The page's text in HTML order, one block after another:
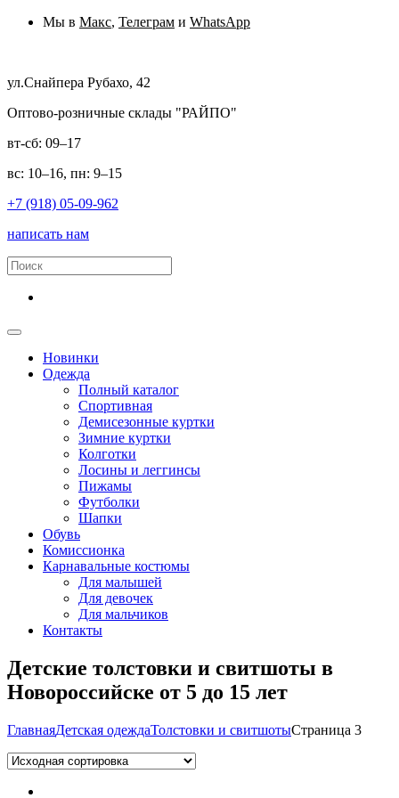
Мы в Макс, Телеграм и WhatsApp
ул.Снайпера Рубахо, 42
Оптово-розничные склады "РАЙПО"
вт-сб: 09–17
вс: 10–16, пн: 9–15
+7 (918) 05-09-962
написать нам
Новинки
Одежда
Полный каталог
Спортивная
Демисезонные куртки
Зимние куртки
Колготки
Лосины и леггинсы
Пижамы
Футболки
Шапки
Обувь
Комиссионка
Карнавальные костюмы
Для малышей
Для девочек
Для мальчиков
Контакты
Детские толстовки и свитшоты в
Новороссийске от 5 до 15 лет
ГлавнаяДетская одеждаТолстовки и свитшотыСтраница 3